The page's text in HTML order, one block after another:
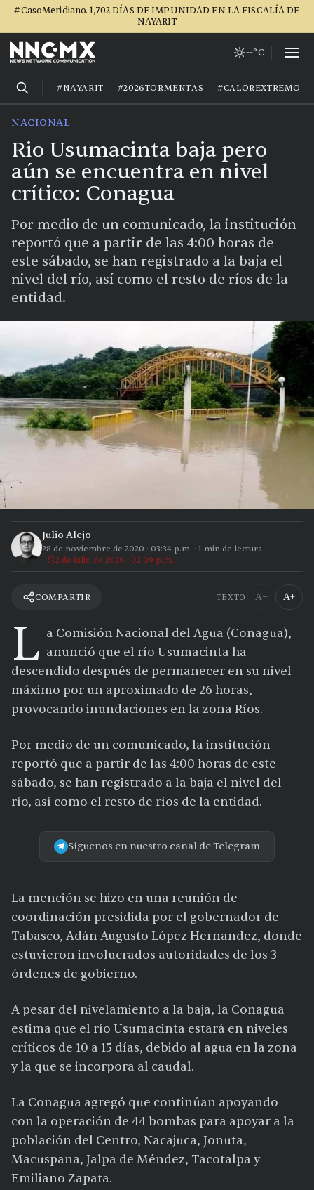
#CasoMeridiano. 1,702 DÍAS DE IMPUNIDAD EN LA FISCALÍA DE
NAYARIT
--°C
#NAYARIT #2026TORMENTAS #CALOREXTREMO
NACIONAL
Rio Usumacinta baja pero
aún se encuentra en nivel
crítico: Conagua
Por medio de un comunicado, la institución
reportó que a partir de las 4:00 horas de
este sábado, se han registrado a la baja el
nivel del río, así como el resto de ríos de la
entidad.
Julio Alejo
28 de noviembre de 2020 · 03:34 p.m. · 1 min de lectura
2 de julio de 2026 · 02:09 p.m.
COMPARTIR TEXTO A− A+
L a Comisión Nacional del Agua (Conagua),
anunció que el río Usumacinta ha
descendido después de permanecer en su nivel
máximo por un aproximado de 26 horas,
provocando inundaciones en la zona Ríos.
Por medio de un comunicado, la institución
reportó que a partir de las 4:00 horas de este
sábado, se han registrado a la baja el nivel del
río, así como el resto de ríos de la entidad.
Síguenos en nuestro canal de Telegram
La mención se hizo en una reunión de
coordinación presidida por el gobernador de
Tabasco, Adán Augusto López Hernandez, donde
estuvieron involucrados autoridades de los 3
órdenes de gobierno.
A pesar del nivelamiento a la baja, la Conagua
estima que el río Usumacinta estará en niveles
críticos de 10 a 15 días, debido al agua en la zona
y la que se incorpora al caudal.
La Conagua agregó que continúan apoyando
con la operación de 44 bombas para apoyar a la
población del Centro, Nacajuca, Jonuta,
Macuspana, Jalpa de Méndez, Tacotalpa y
Emiliano Zapata.